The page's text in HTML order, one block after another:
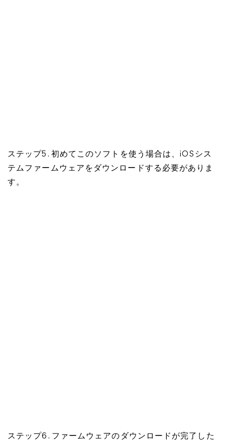
ステップ5. 初めてこのソフトを使う場合は、iOSシス
テムファームウェアをダウンロードする必要がありま
す。
ステップ6. ファームウェアのダウンロードが完了した